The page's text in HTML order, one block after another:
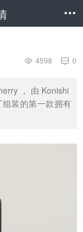

 4598  0
，由Konishi
装的第一款拥有